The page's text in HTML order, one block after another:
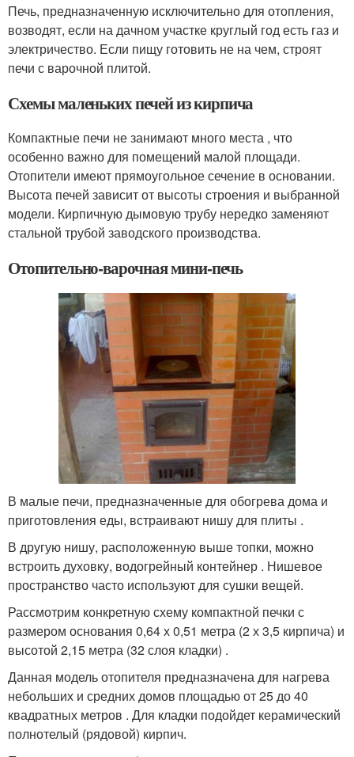
Печь, предназначенную исключительно для отопления,
возводят, если на дачном участке круглый год есть газ и
электричество. Если пищу готовить не на чем, строят
печи с варочной плитой.
Схемы маленьких печей из кирпича
Компактные печи не занимают много места , что
особенно важно для помещений малой площади.
Отопители имеют прямоугольное сечение в основании.
Высота печей зависит от высоты строения и выбранной
модели. Кирпичную дымовую трубу нередко заменяют
стальной трубой заводского производства.
Отопительно-варочная мини-печь
В малые печи, предназначенные для обогрева дома и
приготовления еды, встраивают нишу для плиты .
В другую нишу, расположенную выше топки, можно
встроить духовку, водогрейный контейнер . Нишевое
пространство часто используют для сушки вещей.
Рассмотрим конкретную схему компактной печки с
размером основания 0,64 х 0,51 метра (2 х 3,5 кирпича) и
высотой 2,15 метра (32 слоя кладки) .
Данная модель отопителя предназначена для нагрева
небольших и средних домов площадью от 25 до 40
квадратных метров . Для кладки подойдет керамический
полнотелый (рядовой) кирпич.